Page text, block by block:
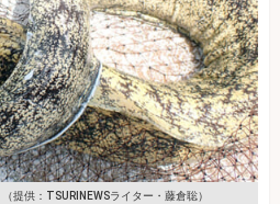
（提供：TSURINEWSライター・藤倉聡）